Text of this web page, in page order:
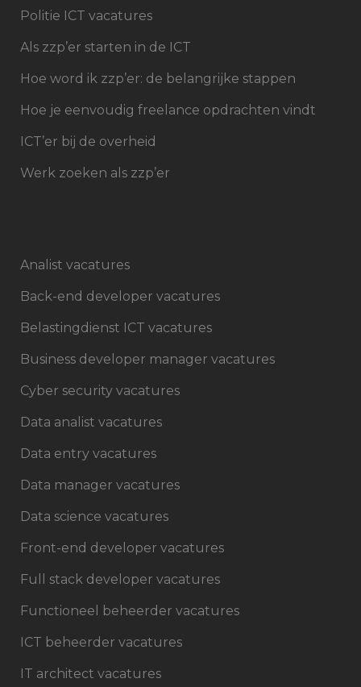
Politie ICT vacatures
Als zzp’er starten in de ICT
Hoe word ik zzp’er: de belangrijke stappen
Hoe je eenvoudig freelance opdrachten vindt
ICT’er bij de overheid
Werk zoeken als zzp’er
Analist vacatures
Back-end developer vacatures
Belastingdienst ICT vacatures
Business developer manager vacatures
Cyber security vacatures
Data analist vacatures
Data entry vacatures
Data manager vacatures
Data science vacatures
Front-end developer vacatures
Full stack developer vacatures
Functioneel beheerder vacatures
ICT beheerder vacatures
IT architect vacatures